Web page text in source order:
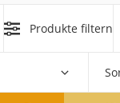
Produkte filtern